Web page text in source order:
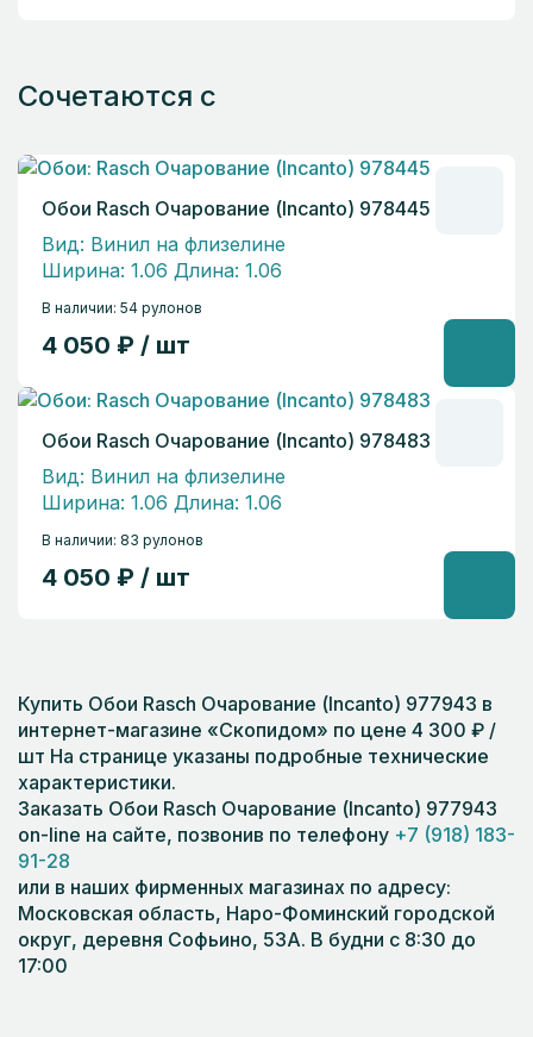
Сочетаются с
Обои Rasch Очарование (Incanto) 978445
Вид: Винил на флизелине
Ширина: 1.06 Длина: 1.06
В наличии: 54 рулонов
4 050 ₽ / шт
Обои Rasch Очарование (Incanto) 978483
Вид: Винил на флизелине
Ширина: 1.06 Длина: 1.06
В наличии: 83 рулонов
4 050 ₽ / шт
Купить Обои Rasch Очарование (Incanto) 977943 в
интернет-магазине «Скопидом» по цене 4 300 ₽ /
шт На странице указаны подробные технические
характеристики.
Заказать Обои Rasch Очарование (Incanto) 977943
on-line на сайте, позвонив по телефону +7 (918) 183-
91-28
или в наших фирменных магазинах по адресу:
Московская область, Наро-Фоминский городской
округ, деревня Софьино, 53А. В будни с 8:30 до
17:00